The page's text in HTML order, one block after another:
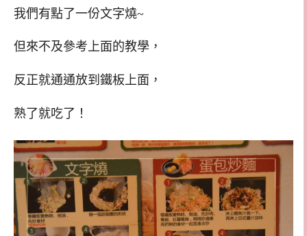
我們有點了一份文字燒~
但來不及參考上面的教學，
反正就通通放到鐵板上面，
熟了就吃了！